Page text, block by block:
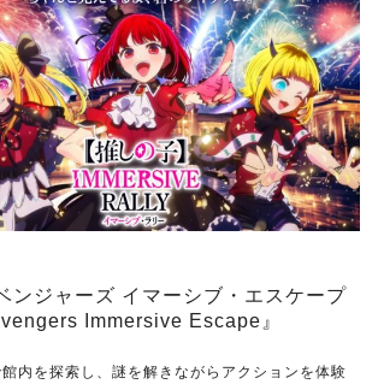
ンジャーズ イマーシブ・エスケープ
Immersive Escape』
内を探索し、謎を解きながらアクションを体験